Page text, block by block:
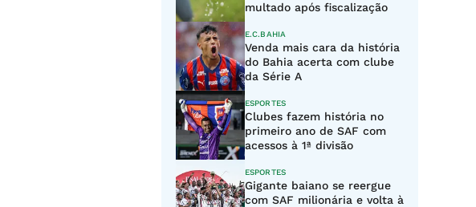
multado após fiscalização
E.C.BAHIA
Venda mais cara da história
do Bahia acerta com clube
da Série A
ESPORTES
Clubes fazem história no
primeiro ano de SAF com
acessos à 1ª divisão
ESPORTES
Gigante baiano se reergue
com SAF milionária e volta à